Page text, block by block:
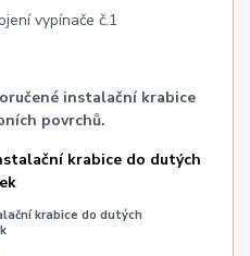
instalační krabice
povrchů.
krabice do dutých